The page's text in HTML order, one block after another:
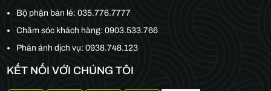
Bộ phận bán lẻ:035.776.7777
Chăm sóc khách hàng:0903.533.766
Phản ánh dịch vụ: 0938.748.123
KẾT NỐI VỚI CHÚNG TÔI